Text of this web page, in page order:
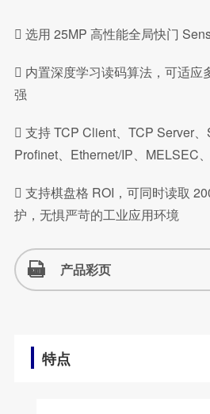
 选用 25MP 高性能全局快门
 内置深度学习读码算法，可适应
强
 支持 TCP Client、TCP Server、
Profinet、Ethernet/IP、MELSEC
 支持棋盘格 ROI，可同时读取
护，无惧严苛的工业应用环境
产品彩页
特点